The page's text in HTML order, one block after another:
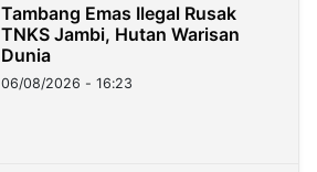
Tambang Emas Ilegal Rusak
TNKS Jambi, Hutan Warisan
Dunia
06/08/2026 - 16:23